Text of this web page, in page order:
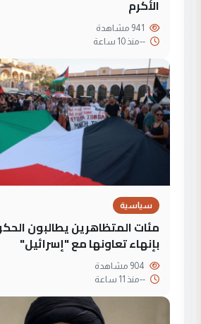
الأكرم
--منذ 10 ساعة
سياسية
مئات المتظاهرين يطالبون
بإنهاء تعاونها مع "إسرائيل"
--منذ 11 ساعة